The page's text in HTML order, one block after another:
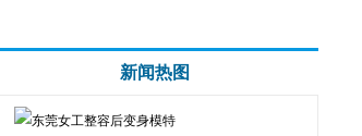
新闻热图